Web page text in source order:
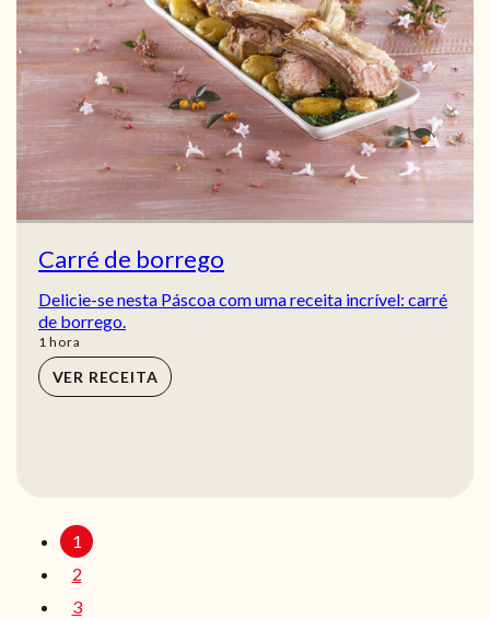
Carré de borrego
Delicie-se nesta Páscoa com uma receita incrível: carré
de borrego.
1 hora
hora
VER RECEITA
1
2
3